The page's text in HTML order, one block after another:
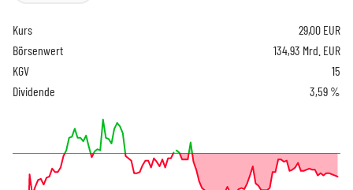
Kurs 29,00 EUR
Börsenwert
134,93 Mrd. EUR
KGV
15
Dividende
3,59 %